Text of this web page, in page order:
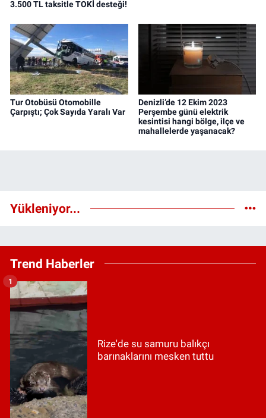
3.500 TL taksitle TOKİ desteği!
Tur Otobüsü Otomobille
Çarpıştı; Çok Sayıda Yaralı Var
Denizli’de 12 Ekim 2023
Perşembe günü elektrik
kesintisi hangi bölge, ilçe ve
mahallelerde yaşanacak?
Yükleniyor...
Trend Haberler
Rize'de su samuru balıkçı
barınaklarını mesken tuttu
1